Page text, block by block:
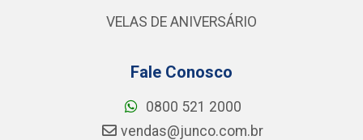
VELAS DE ANIVERSÁRIO
Fale Conosco
0800 521 2000
vendas@junco.com.br